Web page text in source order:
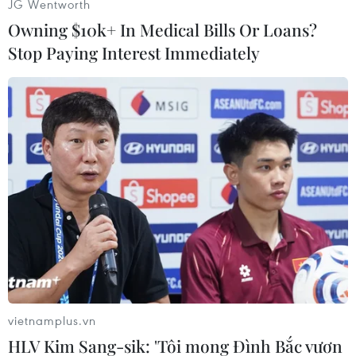
#Nhật Bản #Động đất
#Chunghwa Telecom
#Cáp dưới biển
Đài Loan Mỹ
Theo dõi VietnamPlus
TIN CÙNG CHUYÊN MỤC
JG Wentworth
Owning $10k+ In Medical Bills Or Loans?
Stop Paying Interest Immediately
vietnamplus.vn
HLV Kim Sang-sik: 'Tôi mong Đình Bắc vươn